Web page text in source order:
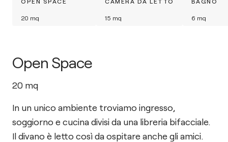
20 mq 15 mq 6 mq
Open Space
20 mq
In un unico ambiente troviamo ingresso,
soggiorno e cucina divisi da una libreria bifacciale.
Il divano è letto così da ospitare anche gli amici.